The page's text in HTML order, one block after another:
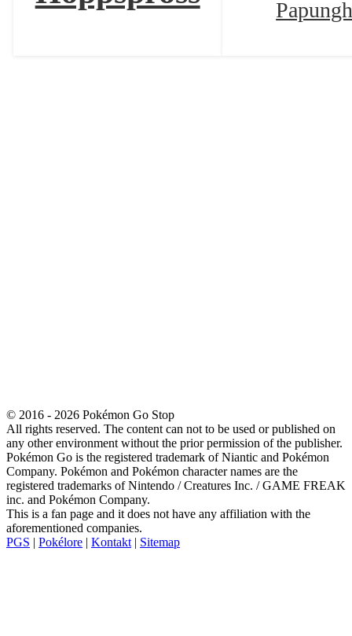
© 2016 - 2026 Pokémon Go Stop
All rights reserved. The content can not to be used or published on
any other environment without the prior permission of the publisher.
Pokémon Go is the registered trademark of Niantic and Pokémon
Company. Pokémon and Pokémon character names are the
registered trademarks of Nintendo / Creatures Inc. / GAME FREAK
inc. and Pokémon Company.
This is a fan page and it does not have any affiliation with the
aforementioned companies.
PGS | Pokélore | Kontakt | Sitemap